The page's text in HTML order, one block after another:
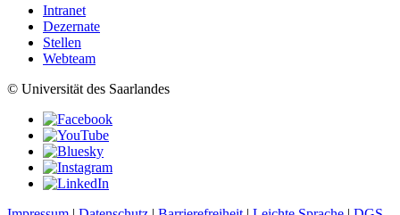
Intranet
Dezernate
Stellen
Webteam
© Universität des Saarlandes